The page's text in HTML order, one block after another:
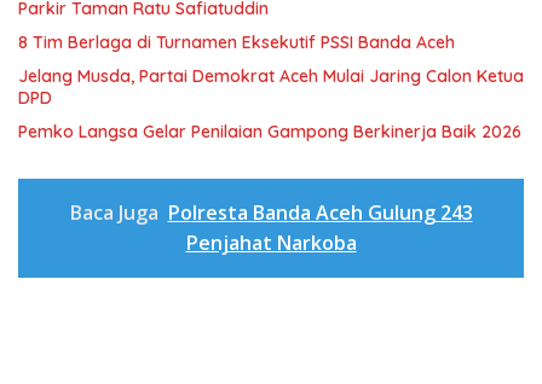
Parkir Taman Ratu Safiatuddin
8 Tim Berlaga di Turnamen Eksekutif PSSI Banda Aceh
Jelang Musda, Partai Demokrat Aceh Mulai Jaring Calon Ketua
DPD
Pemko Langsa Gelar Penilaian Gampong Berkinerja Baik 2026
Baca Juga Polresta Banda Aceh Gulung 243
Penjahat Narkoba